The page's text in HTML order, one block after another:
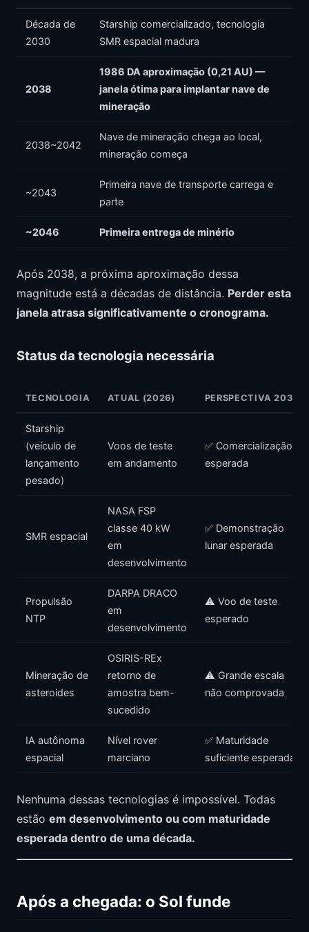
Década de
2030
Starship comercializado, tecnologia
SMR espacial madura
2038
1986 DA aproximação (0,21 AU) —
janela ótima para implantar nave de
mineração
2038~2042
Nave de mineração chega ao local,
mineração começa
~2043
Primeira nave de transporte carrega e
parte
~2046 Primeira entrega de minério
Após 2038, a próxima aproximação dessa
magnitude está a décadas de distância. Perder esta
janela atrasa significativamente o cronograma.
Status da tecnologia necessária
TECNOLOGIA ATUAL (2026) PERSPECTIVA 2038
Starship
(veículo de
lançamento
pesado)
Voos de teste
em andamento
✅ Comercialização
esperada
SMR espacial
NASA FSP
classe 40 kW
em
desenvolvimento
✅ Demonstração
lunar esperada
Propulsão
NTP
DARPA DRACO
em
desenvolvimento
⚠️ Voo de teste
esperado
Mineração de
asteroides
OSIRIS-REx
retorno de
amostra bem-
sucedido
⚠️ Grande escala
não comprovada
IA autônoma
espacial
Nível rover
marciano
✅ Maturidade
suficiente esperada
Nenhuma dessas tecnologias é impossível. Todas
estão em desenvolvimento ou com maturidade
esperada dentro de uma década.
Após a chegada: o Sol funde